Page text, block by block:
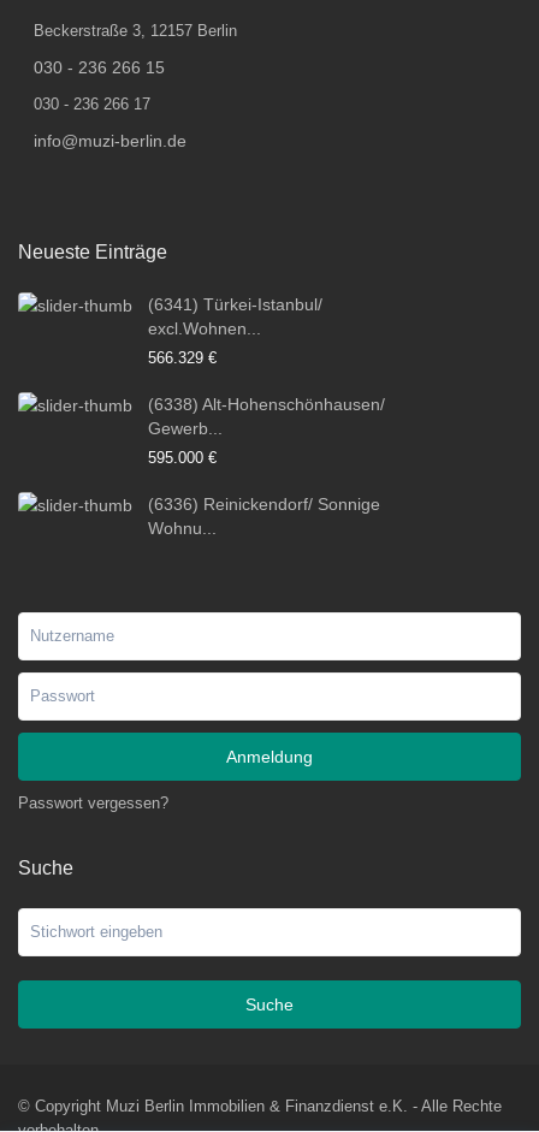
Beckerstraße 3, 12157 Berlin
030 - 236 266 15
030 - 236 266 17
info@muzi-berlin.de
Neueste Einträge
(6341) Türkei-Istanbul/
excl.Wohnen...
566.329 €
(6338) Alt-Hohenschönhausen/
Gewerb...
595.000 €
(6336) Reinickendorf/ Sonnige
Wohnu...
Anmeldung
Passwort vergessen?
Suche
Suche
© Copyright Muzi Berlin Immobilien & Finanzdienst e.K. - Alle Rechte